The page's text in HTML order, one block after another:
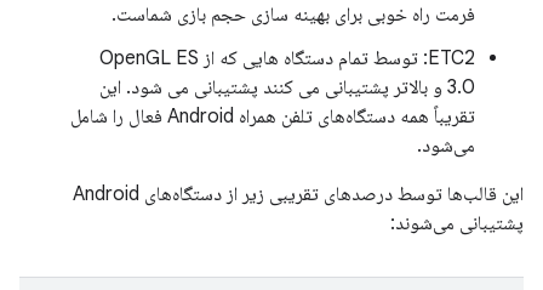
فرمت راه خوبی برای بهینه سازی حجم بازی شماست.
ETC2: توسط تمام دستگاه هایی که از OpenGL ES
3.0 و بالاتر پشتیبانی می کنند پشتیبانی می شود. این
تقریباً همه دستگاه‌های تلفن همراه Android فعال را شامل
می‌شود.
این قالب‌ها توسط درصدهای تقریبی زیر از دستگاه‌های Android
پشتیبانی می‌شوند: